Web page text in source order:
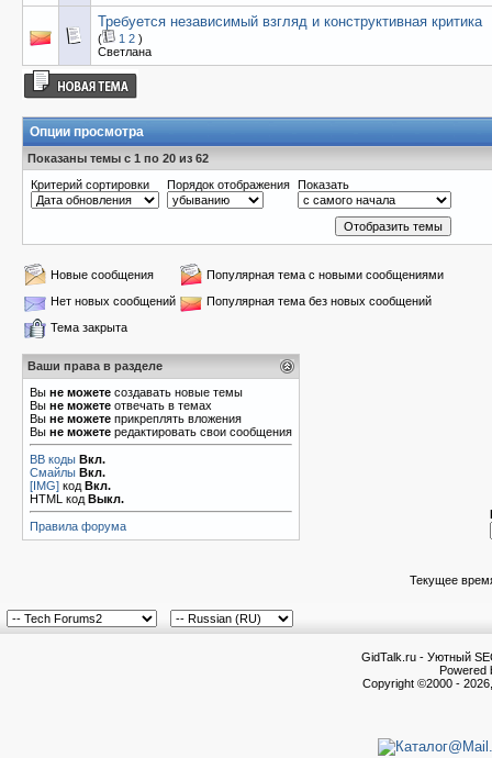
Требуется независимый взгляд и конструктивная критика
( 1 2 )
Светлана
Опции просмотра
Показаны темы с 1 по 20 из 62
Критерий сортировки
Порядок отображения Показать
Новые сообщения
Популярная тема с новыми сообщениями
Нет новых сообщений
Популярная тема без новых сообщений
Тема закрыта
Ваши права в разделе
Вы не можете создавать новые темы
Вы не можете отвечать в темах
Вы не можете прикреплять вложения
Вы не можете редактировать свои сообщения
BB коды Вкл.
Смайлы Вкл.
[IMG] код Вкл.
HTML код Выкл.
Правила форума
Текущее
GidTalk.ru - Уютный
Powered
Copyright ©2000 -